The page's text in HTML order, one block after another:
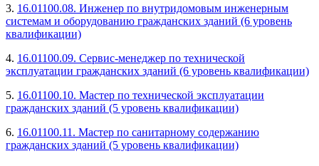
3. 16.01100.08. Инженер по внутридомовым инженерным
системам и оборудованию гражданских зданий (6 уровень
квалификации)
4. 16.01100.09. Сервис-менеджер по технической
эксплуатации гражданских зданий (6 уровень квалификации)
5. 16.01100.10. Мастер по технической эксплуатации
гражданских зданий (5 уровень квалификации)
6. 16.01100.11. Мастер по санитарному содержанию
гражданских зданий (5 уровень квалификации)